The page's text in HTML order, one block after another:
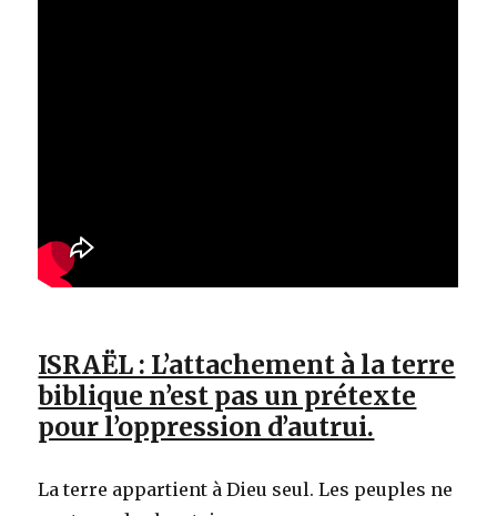
ISRAËL : L’attachement à la terre
biblique n’est pas un prétexte
pour l’oppression d’autrui.
La terre appartient à Dieu seul. Les peuples ne